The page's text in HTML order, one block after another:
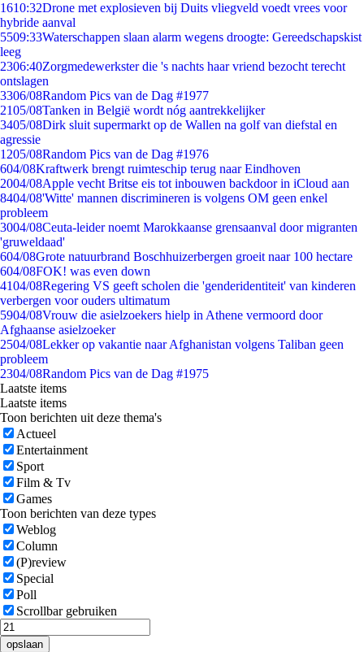
1610:32Drone met explosieven bij Duits vliegveld voedt vrees voor
hybride aanval
5509:33Waterschappen slaan alarm wegens droogte: Gereedschapskist
leeg
2306:40Zorgmedewerkster die 's nachts haar vriend bezocht terecht
ontslagen
3306/08Random Pics van de Dag #1977
2105/08Tanken in België wordt nóg aantrekkelijker
3405/08Dirk sluit supermarkt op de Wallen na golf van diefstal en
agressie
1205/08Random Pics van de Dag #1976
604/08Kraftwerk brengt ruimteschip terug naar Eindhoven
2004/08Apple vecht Britse eis tot inbouwen backdoor in iCloud aan
8404/08'Witte' mannen discrimineren is volgens OM geen enkel
probleem
3004/08Ceuta-leider noemt Marokkaanse grensaanval door migranten
'gruweldaad'
604/08Grote natuurbrand Boschhuizerbergen groeit naar 100 hectare
604/08FOK! was even down
4104/08Regering VS geeft scholen die 'genderidentiteit' van kinderen
verbergen voor ouders ultimatum
5904/08Vrouw die asielzoekers hielp in Athene vermoord door
Afghaanse asielzoeker
2504/08Lekker op vakantie naar Afghanistan volgens Taliban geen
probleem
2304/08Random Pics van de Dag #1975
Laatste items
Laatste items
Toon berichten uit deze thema's
Actueel
Entertainment
Sport
Film & Tv
Games
Toon berichten van deze types
Weblog
Column
(P)review
Special
Poll
Scrollbar gebruiken
opslaan